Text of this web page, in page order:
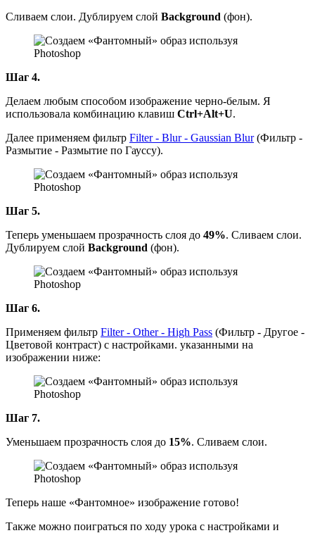
Сливаем слои. Дублируем слой Background (фон).
Шаг 4.
Делаем любым способом изображение черно-белым. Я
использовала комбинацию клавиш Ctrl+Alt+U.
Далее применяем фильтр Filter - Blur - Gaussian Blur(Фильтр -
Размытие - Размытие по Гауссу).
Шаг 5.
Теперь уменьшаем прозрачность слоя до 49%. Сливаем слои.
Дублируем слой Background (фон).
Шаг 6.
Применяем фильтр Filter - Other - High Pass (Фильтр - Другое -
Цветовой контраст) с настройками. указанными на
изображении ниже:
Шаг 7.
Уменьшаем прозрачность слоя до 15%. Сливаем слои.
Теперь наше «Фантомное» изображение готово!
Также можно поиграться по ходу урока с настройками и